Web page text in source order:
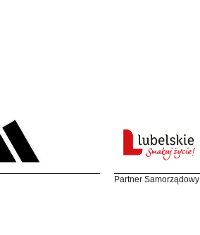
Partner Samorządowy